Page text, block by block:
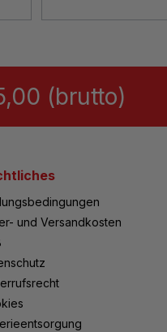
(brutto)
und Versandkosten